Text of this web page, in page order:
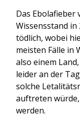
Das Ebolafieber
Wissensstand in
tödlich, wobei
meisten Fälle in
also einem
leider an der
solche
auftreten
werden.